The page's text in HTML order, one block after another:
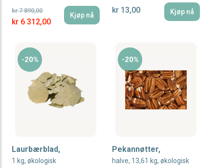
Special Price
kr 6 312,00
kr 7 890,00
Kjøp nå
kr 13,00 Kjøp nå
-20%
Laurbærblad,
1 kg, økologisk
-20%
Pekannøtter,
halve, 13,61 kg, økologisk